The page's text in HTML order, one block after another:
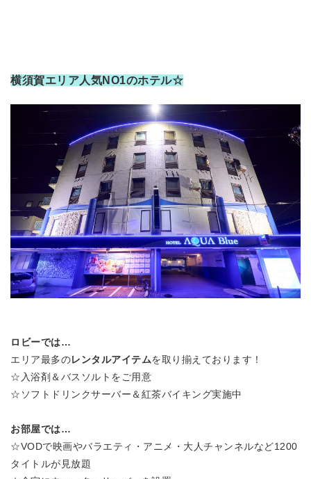
横須賀エリア人気NO1のホテル☆
ロビーでは…
エリア最多のレンタルアイテムを取り揃えております！
☆入浴剤＆バスソルトをご用意
☆ソフトドリンクサーバー＆紅茶バイキング実施中
お部屋では…
☆VODで映画やバラエティ・アニメ・大人チャンネルなど1200
タイトルが見放題